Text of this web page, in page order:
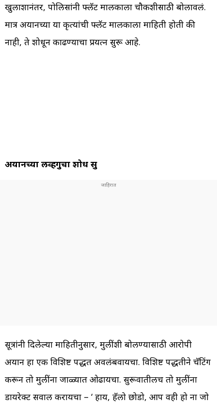
खुलाशानंतर, पोलिसांनी फ्लॅट मालकाला चौकशीसाठी बोलावलं.
मात्र अयानच्या या कृत्यांची फ्लॅट मालकाला माहिती होती की
नाही, ते शोधून काढण्याचा प्रयत्न सुरू आहे.
अयानच्या लव्हगुरूचा शोध सुरू
सूत्रांनी दिलेल्या माहितीनुसार, मुलींशी बोलण्यासाठी आरोपी
अयान हा एक विशिष्ट पद्धत अवलंबवायचा. विशिष्ट पद्धतीने चॅटिंग
करून तो मुलींना जाळ्यात ओढायचा. सुरूवातीलच तो मुलींना
डायरेक्ट सवाल करायचा – ‘ हाय, हॅलो छोडो, आप वही हो ना जो